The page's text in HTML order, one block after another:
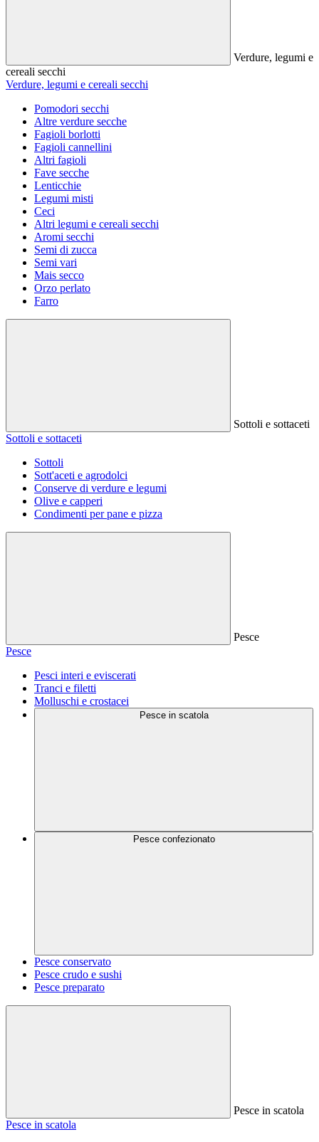
Verdure, legumi e
cereali secchi
Verdure, legumi e cereali secchi
Pomodori secchi
Altre verdure secche
Fagioli borlotti
Fagioli cannellini
Altri fagioli
Fave secche
Lenticchie
Legumi misti
Ceci
Altri legumi e cereali secchi
Aromi secchi
Semi di zucca
Semi vari
Mais secco
Orzo perlato
Farro
Sottoli e sottaceti
Sottoli e sottaceti
Sottoli
Sott'aceti e agrodolci
Conserve di verdure e legumi
Olive e capperi
Condimenti per pane e pizza
Pesce
Pesce
Pesci interi e eviscerati
Tranci e filetti
Molluschi e crostacei
Pesce in scatola
Pesce confezionato
Pesce conservato
Pesce crudo e sushi
Pesce preparato
Pesce in scatola
Pesce in scatola